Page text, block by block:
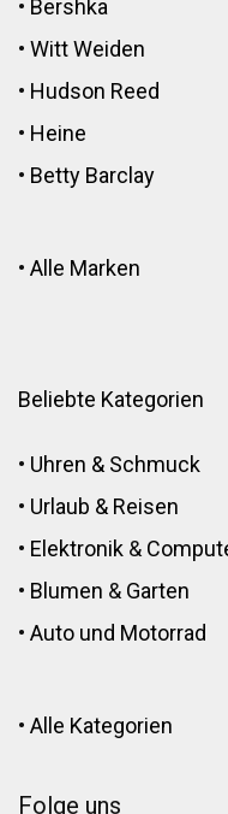
• Bershka
• Witt Weiden
• Hudson Reed
• Heine
• Betty Barclay
• Alle Marken
Beliebte Kategorien
• Uhren & Schmuck
• Urlaub & Reisen
• Elektronik &
• Blumen & Garten
• Auto und Motorrad
• Alle Kategorien
Folge uns